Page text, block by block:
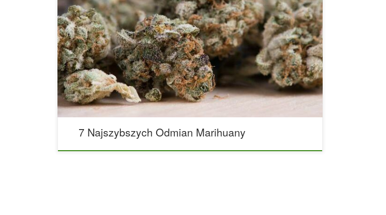
Najszybciej kwitnące odmiany marihuany – idealne dla niecierpliwych
ogrodników. Wybór odpowiedniej odmiany marihuany do kolejnej uprawy nie
zawsze jest prosty. Twoje osobiste preferencje, warunki uprawy oraz cel, jaki
chcesz osiągnąć, będą miały ogromny wpływ na podjęcie decyzji. Podczas gdy
jedni ogrodnicy poszukują maksymalnych plonów czy określonych efektów
psychoaktywnych, inni wolą rośliny odporne na pleśnie, niskie temperatury albo
o jak najkrótszym […]
7 Najszybszych Odmian Marihuany